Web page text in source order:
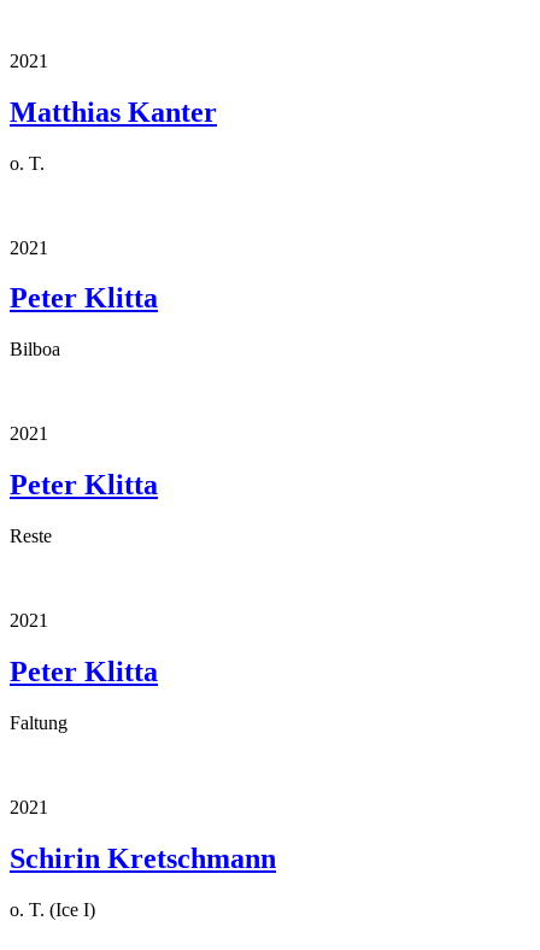
2021
Matthias Kanter
o. T.
2021
Peter Klitta
Bilboa
2021
Peter Klitta
Reste
2021
Peter Klitta
Faltung
2021
Schirin Kretschmann
o. T. (Ice I)